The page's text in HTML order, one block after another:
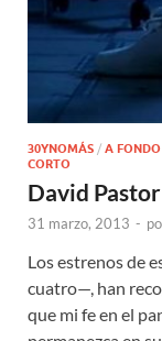
30YNOMÁS / A FONDO
CORTO
David
31 marzo, 2013 -
Los estrenos de
cuatro—, han
que mi fe en el